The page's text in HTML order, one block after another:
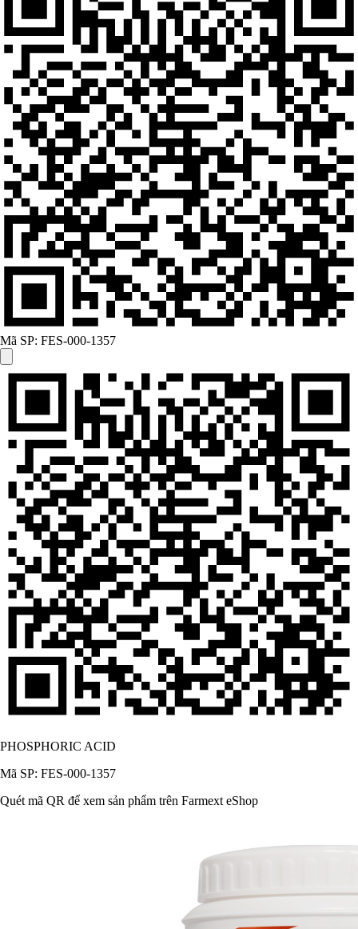
Mã SP: FES-000-1357
PHOSPHORIC ACID
Mã SP: FES-000-1357
Quét mã QR để xem sản phẩm trên Farmext eShop